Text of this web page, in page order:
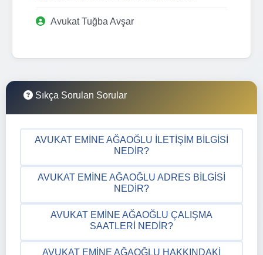
Avukat Tuğba Avşar
Sıkça Sorulan Sorular
AVUKAT EMINE AĞAOĞLU İLETIŞIM BILGISI
NEDIR?
AVUKAT EMINE AĞAOĞLU ADRES BILGISI
NEDIR?
AVUKAT EMINE AĞAOĞLU ÇALIŞMA
SAATLERI NEDIR?
AVUKAT EMINE AĞAOĞLU HAKKINDAKI